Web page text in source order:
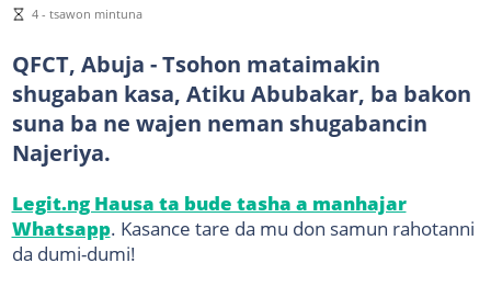
4 - tsawon mintuna
QFCT, Abuja - Tsohon mataimakin
shugaban kasa, Atiku Abubakar, ba bakon
suna ba ne wajen neman shugabancin
Najeriya.
Legit.ng Hausa ta bude tasha a manhajar
Whatsapp. Kasance tare da mu don samun rahotanni
da dumi-dumi!